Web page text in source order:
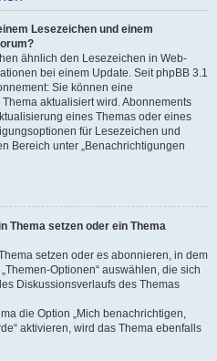
Lesezeichen und einem
ähnlich den Lesezeichen in Web-
bei einem Update. Seit phpBB 3.1
Sie können eine
aktualisiert wird. Abonnements
eines Themas oder eines
für Lesezeichen und
Bereich unter „Benachrichtigungen
Thema setzen oder ein Thema
setzen oder es abonnieren, in dem
Optionen“ auswählen, die sich
Diskussionsverlaufs des Themas
die Option „Mich benachrichtigen,
aktivieren, wird das Thema ebenfalls